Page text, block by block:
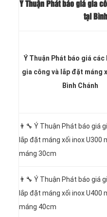
Ý Thuận Phát báo giá gia
tại
Ý Thuận Phát báo giá các
gia công và lắp đặt máng
Bình Chánh
👨‍🔧 Ý Thuận Phát báo giá
lắp đặt máng xối inox U300
máng 30cm
👨‍🔧 Ý Thuận Phát báo giá
lắp đặt máng xối inox U400
máng 40cm